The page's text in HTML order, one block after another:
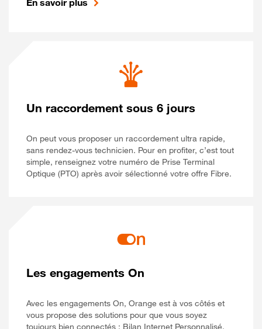
En savoir plus
Un raccordement sous 6 jours
On peut vous proposer un raccordement ultra rapide,
sans rendez-vous technicien. Pour en profiter, c’est tout
simple, renseignez votre numéro de Prise Terminal
Optique (PTO) après avoir sélectionné votre offre Fibre.
Les engagements On
Avec les engagements On, Orange est à vos côtés et
vous propose des solutions pour que vous soyez
toujours bien connectés : Bilan Internet Personnalisé,